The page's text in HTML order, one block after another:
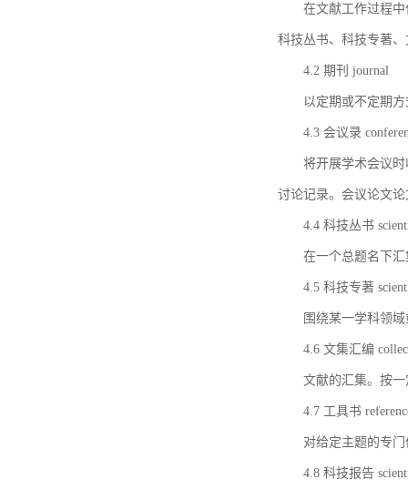
在文献工作过程
科技丛书、科技专著
4.2 期刊 journal
以定期或不定期
4.3 会议录
将开展学术会议
讨论记录。会议论文
4.4 科技丛书
在一个总题名下
4.5 科技专著
围绕某一学科领
4.6 文集汇编
文献的汇集。按
4.7 工具书
对给定主题的专
4.8 科技报告